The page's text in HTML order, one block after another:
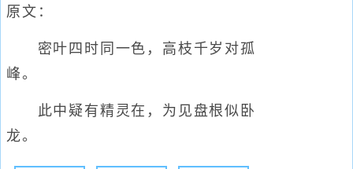
原文：
密叶四时同一色，高枝千岁对孤
峰。
此中疑有精灵在，为见盘根似卧
龙。